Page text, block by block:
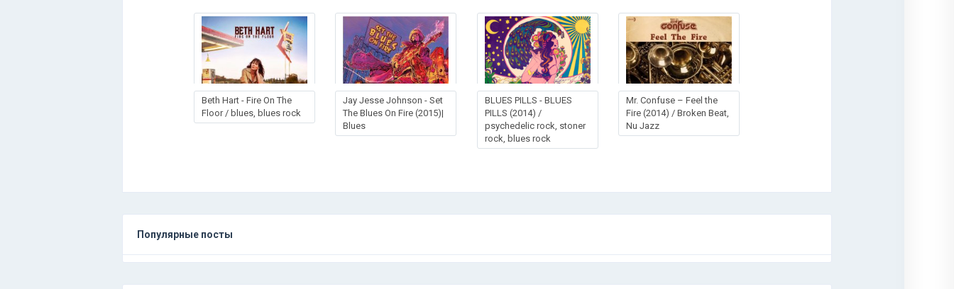
Beth Hart - Fire On The
Floor / blues, blues rock
Jay Jesse Johnson - Set
The Blues On Fire (2015)|
Blues
BLUES PILLS - BLUES
PILLS (2014) /
psychedelic rock, stoner
rock, blues rock
Mr. Confuse – Feel the
Fire (2014) / Broken Beat,
Nu Jazz
Популярные посты